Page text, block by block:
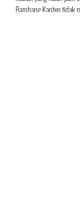
Bambang Kapten tidak